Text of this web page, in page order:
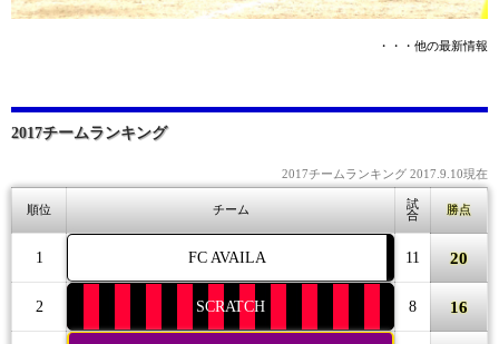
・・・他の最新情報
2017チームランキング
2017チームランキング 2017.9.10現在
順位 チーム
試
合
勝点
1 FC AVAILA 11 20
2 SCRATCH 8 16